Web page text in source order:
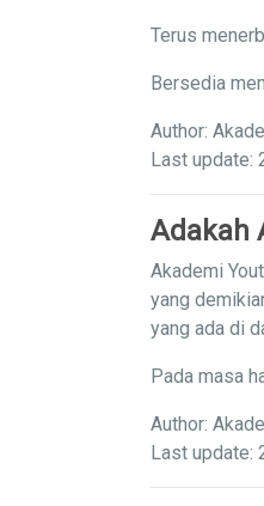
Terus
Bersedia
Author:
Last update:
Adakah
Akademi
yang
yang ada di
Pada masa
Author:
Last update: